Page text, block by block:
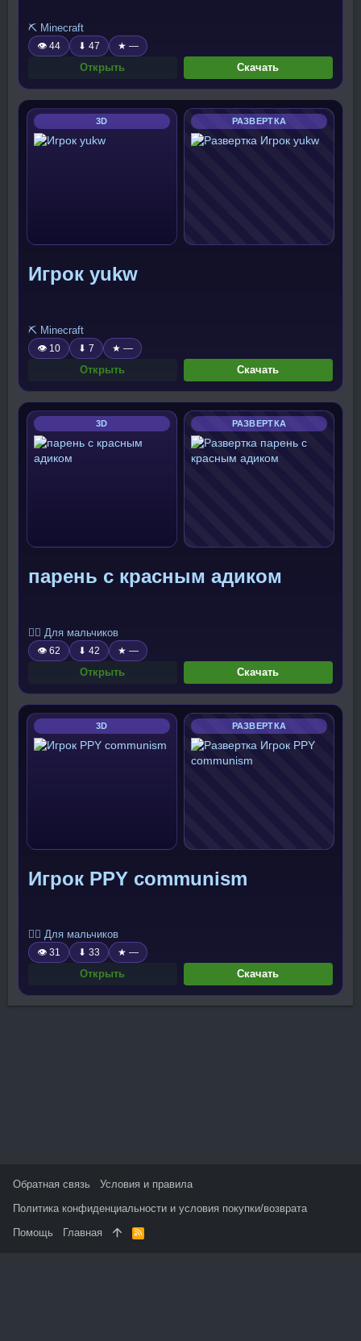
⛏️ Minecraft
👁 44 ⬇ 47 ★ —
Открыть Скачать
3D РАЗВЕРТКА
Игрок yukw
⛏️ Minecraft
👁 10 ⬇ 7 ★ —
Открыть Скачать
3D РАЗВЕРТКА
парень с красным адиком
🧍‍♂️ Для мальчиков
👁 62 ⬇ 42 ★ —
Открыть Скачать
3D РАЗВЕРТКА
Игрок PPY communism
🧍‍♂️ Для мальчиков
👁 31 ⬇ 33 ★ —
Открыть Скачать
Обратная связь
Условия и правила
Политика конфиденциальности и условия покупки/возврата
Помощь
Главная
R